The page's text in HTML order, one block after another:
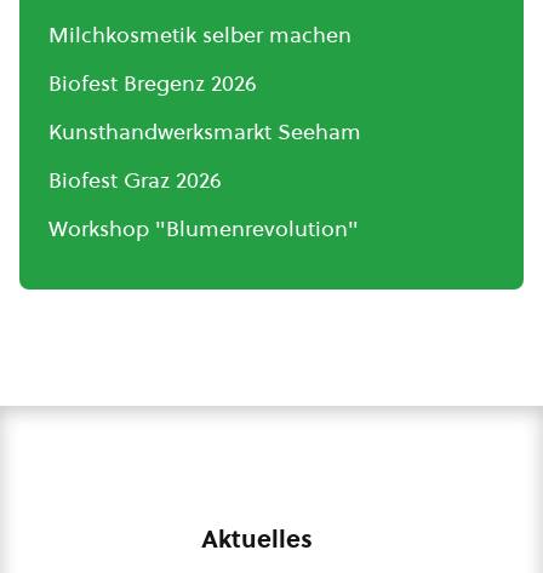
Milchkosmetik selber machen
Biofest Bregenz 2026
Kunsthandwerksmarkt Seeham
Biofest Graz 2026
Workshop "Blumenrevolution"
Aktuelles